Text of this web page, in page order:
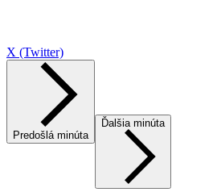
X (Twitter)
Predošlá minúta
Ďalšia minúta